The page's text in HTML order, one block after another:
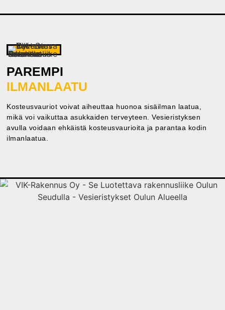
PAREMPI
ILMANLAATU
Kosteusvauriot voivat aiheuttaa huonoa sisäilman laatua,
mikä voi vaikuttaa asukkaiden terveyteen. Vesieristyksen
avulla voidaan ehkäistä kosteusvaurioita ja parantaa kodin
ilmanlaatua.